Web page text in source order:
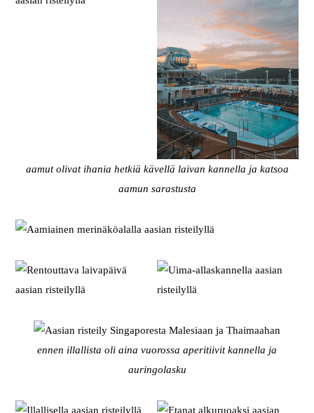
aamut olivat ihania hetkiä kävellä laivan kannella ja katsoa
aamun sarastusta
ennen illallista oli aina vuorossa aperitiivit kannella ja
auringolasku